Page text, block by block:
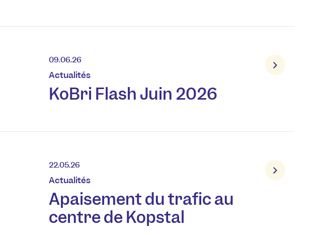
09.06.26
Actualités
KoBri Flash Juin 2026
22.05.26
Actualités
Apaisement du trafic au
centre de Kopstal